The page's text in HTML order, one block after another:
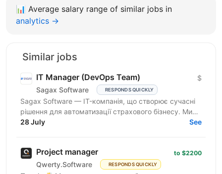
📊 Average salary range of similar jobs in
analytics →
Similar jobs
IT Manager (DevOps Team)
Sagax Software RESPONDS QUICKLY
$
Sagax Software — IT-компанія, що створює сучасні
рішення для автоматизації страхового бізнесу. Ми
розробляємо комплексну платформу для страхових
28 July See
Project manager
Qwerty.Software RESPONDS QUICKLY
to $2200